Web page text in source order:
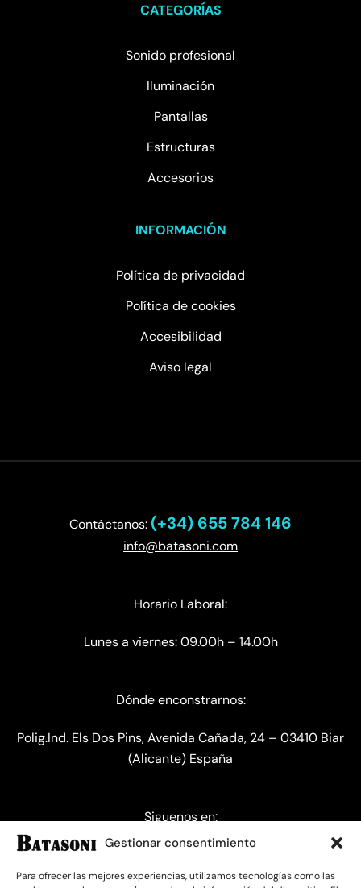
Gestionar consentimiento
Para ofrecer las mejores experiencias, utilizamos tecnologías como las
CATEGORÍAS
Sonido profesional
Iluminación
Pantallas
Estructuras
Accesorios
INFORMACIÓN
Política de privacidad
Política de cookies
Accesibilidad
Aviso legal
Contáctanos: (+34) 655 784 146
info@batasoni.com
Horario Laboral:
Lunes a viernes: 09.00h – 14.00h
Dónde enconstrarnos:
Polig.Ind. Els Dos Pins, Avenida Cañada, 24 – 03410 Biar
(Alicante) España
Siguenos en: